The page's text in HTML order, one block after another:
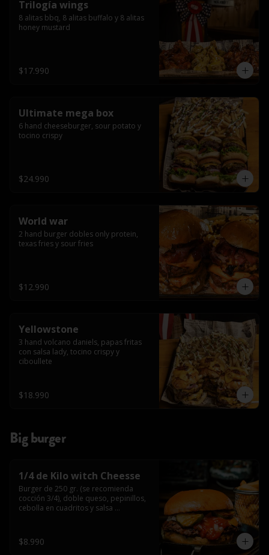
Trilogía wings
8 alitas bbq, 8 alitas buffalo y 8 alitas
honey mustard
$17.990
Ultimate mega box
6 hand cheeseburger, sour potato y
tocino crispy
$24.990
World war
2 hand burger dobles only protein,
texas fries y sour fries
$12.990
Yellowstone
3 hand volcano daniels, papas fritas
con salsa lady, tocino crispy y
ciboullete
$18.990
Big burger
1/4 de Kilo witch Cheesse
Burger de 250 gr. (se recomienda
cocción 3/4), doble queso, pepinillos,
cebolla en cuadritos y salsa
$8.990